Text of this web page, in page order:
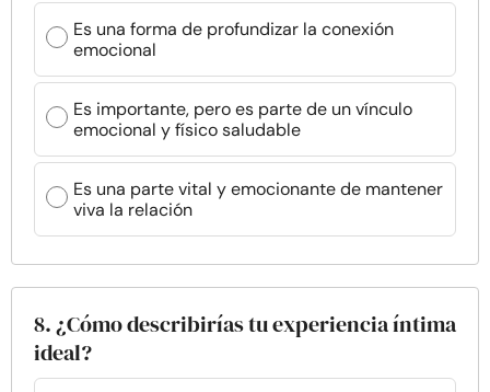
Es una forma de profundizar la conexión
emocional
Es importante, pero es parte de un vínculo
emocional y físico saludable
Es una parte vital y emocionante de mantener
viva la relación
8. ¿Cómo describirías tu experiencia íntima
ideal?